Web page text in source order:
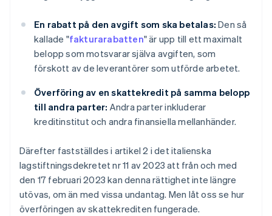
En rabatt på den avgift som ska betalas: Den så
kallade "fakturarabatten" är upp till ett maximalt
belopp som motsvarar själva avgiften, som
förskott av de leverantörer som utförde arbetet.
Överföring av en skattekredit på samma belopp
till andra parter: Andra parter inkluderar
kreditinstitut och andra finansiella mellanhänder.
Därefter fastställdes i artikel 2 i det italienska
lagstiftningsdekretet nr 11 av 2023 att från och med
den 17 februari 2023 kan denna rättighet inte längre
utövas, om än med vissa undantag. Men låt oss se hur
överföringen av skattekrediten fungerade.